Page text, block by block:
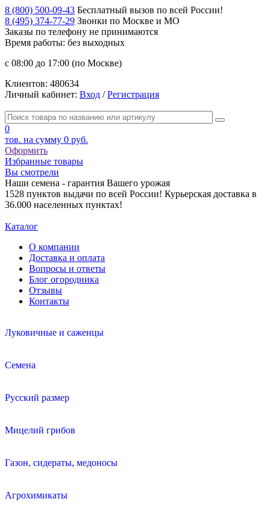
8 (800) 500-09-43 Бесплатный вызов по всей России!
8 (495) 374-77-29 Звонки по Москве и МО
Заказы по телефону не принимаются
Время работы: без выходных
с 08:00 до 17:00 (по Москве)
Клиентов: 480634
Личный кабинет: Вход /Регистрация
0
тов. на сумму 0 руб.
Оформить
Избранные товары
Вы смотрели
Наши семена - гарантия Вашего урожая
1528 пунктов выдачи по всей России! Курьерская доставка в
36.000 населенных пунктах!
Каталог
О компании
Доставка и оплата
Вопросы и ответы
Блог огородника
Отзывы
Контакты
Луковичные и саженцы
Семена
Русский размер
Мицелий грибов
Газон, сидераты, медоносы
Агрохимикаты